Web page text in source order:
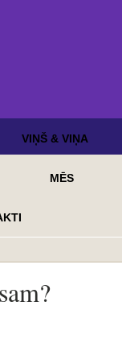
VIŅŠ & VIŅA
MĒS